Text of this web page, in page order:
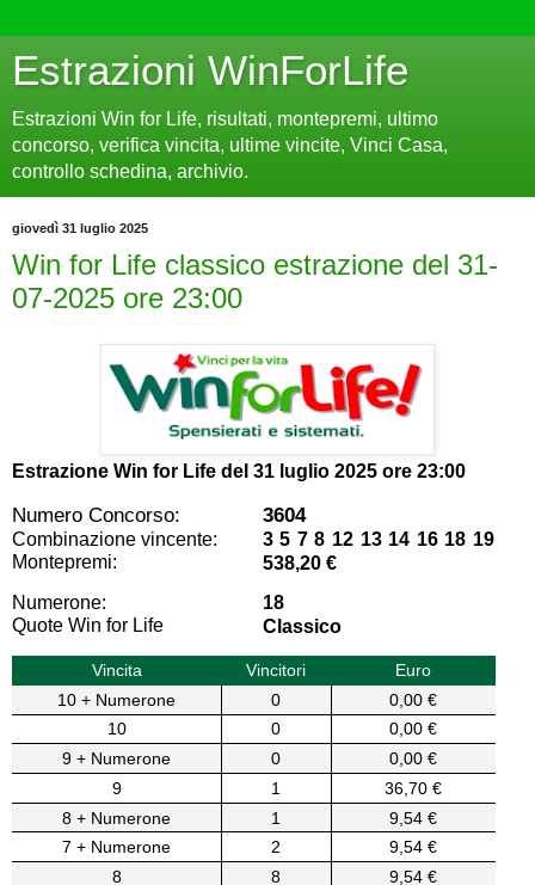
Estrazioni WinForLife
Estrazioni Win for Life, risultati, montepremi, ultimo
concorso, verifica vincita, ultime vincite, Vinci Casa,
controllo schedina, archivio.
giovedì 31 luglio 2025
Win for Life classico estrazione del 31-
07-2025 ore 23:00
Estrazione Win for Life del 31 luglio 2025 ore 23:00
Numero Concorso: 3604
Combinazione vincente:
3 5 7 8 12 13 14 16 18 19
Montepremi:
538,20 €
Numerone:
18
Quote Win for Life
Classico
Vincita Vincitori
Euro
10 + Numerone
0
0,00 €
10
0
0,00 €
9 + Numerone
0
0,00 €
9
1
36,70 €
8 + Numerone
1
9,54 €
7 + Numerone
2
9,54 €
8
8
9,54 €